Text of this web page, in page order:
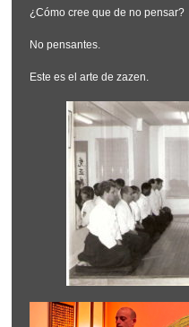
¿Cómo cree que de no pensar?
No pensantes.
Este es el arte de zazen.